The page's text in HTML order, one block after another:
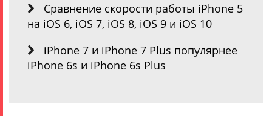
Сравнение скорости работы iPhone 5
на iOS 6, iOS 7, iOS 8, iOS 9 и iOS 10
iPhone 7 и iPhone 7 Plus популярнее
iPhone 6s и iPhone 6s Plus